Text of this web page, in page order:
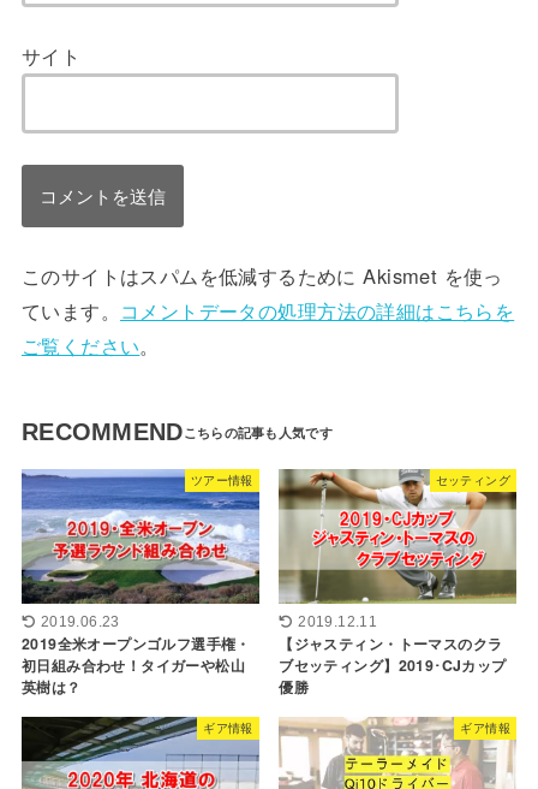
サイト
このサイトはスパムを低減するために Akismet を使っ
ています。 コメントデータの処理方法の詳細はこちらを
ご覧ください。
RECOMMEND
ツアー情報
2019.06.23
2019全米オープンゴルフ選手権・
初日組み合わせ！タイガーや松山
英樹は？
セッティング
2019.12.11
【ジャスティン・トーマスのクラ
ブセッティング】2019･CJカップ
優勝
ギア情報 ギア情報